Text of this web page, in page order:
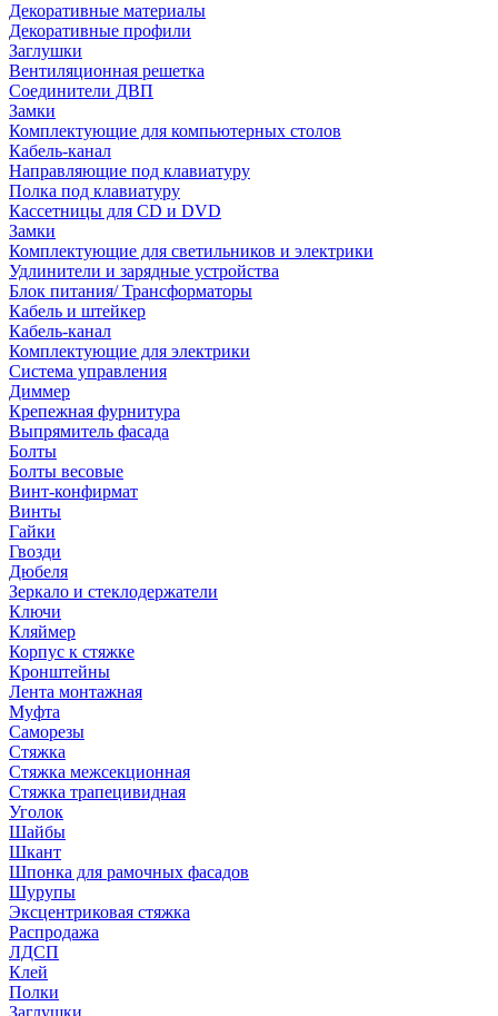
Декоративные материалы
Декоративные профили
Заглушки
Вентиляционная решетка
Соединители ДВП
Замки
Комплектующие для компьютерных столов
Кабель-канал
Направляющие под клавиатуру
Полка под клавиатуру
Кассетницы для CD и DVD
Замки
Комплектующие для светильников и электрики
Удлинители и зарядные устройства
Блок питания/ Трансформаторы
Кабель и штейкер
Кабель-канал
Комплектующие для электрики
Система управления
Диммер
Крепежная фурнитура
Выпрямитель фасада
Болты
Болты весовые
Винт-конфирмат
Винты
Гайки
Гвозди
Дюбеля
Зеркало и стеклодержатели
Ключи
Кляймер
Корпус к стяжке
Кронштейны
Лента монтажная
Муфта
Саморезы
Стяжка
Стяжка межсекционная
Стяжка трапецивидная
Уголок
Шайбы
Шкант
Шпонка для рамочных фасадов
Шурупы
Эксцентриковая стяжка
Распродажа
ЛДСП
Клей
Полки
Заглушки